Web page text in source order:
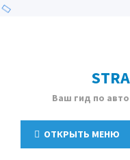
Ваш гид по
ОТКРЫТЬ МЕНЮ